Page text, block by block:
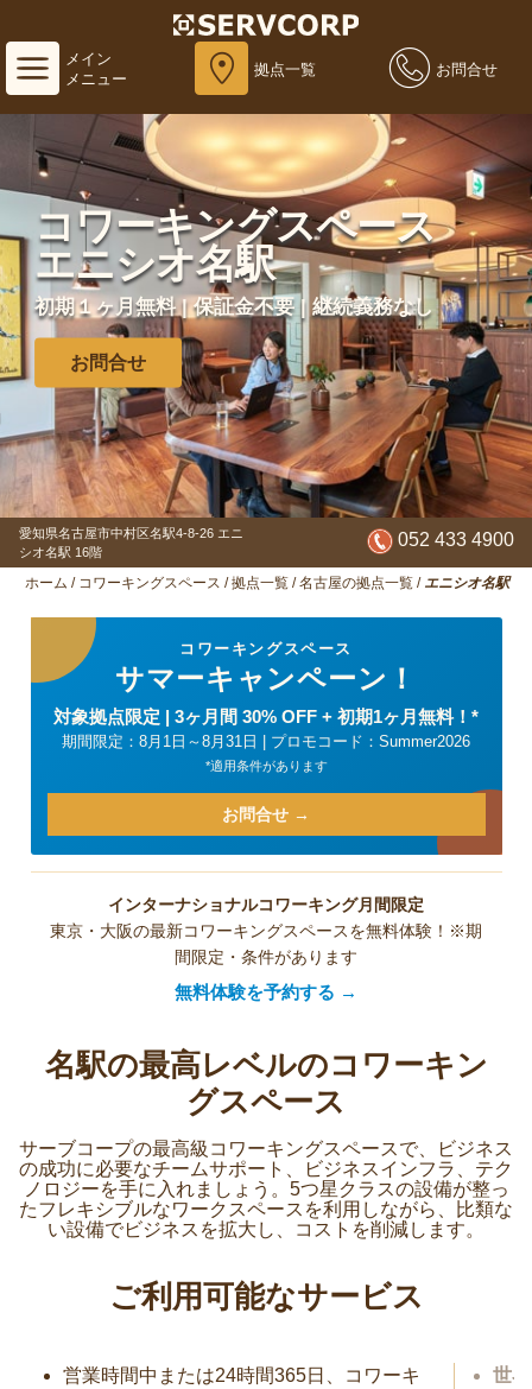
メイン
メニュー
拠点一覧 お問合せ
コワーキングスペース
エニシオ名駅
初期１ヶ月無料 | 保証金不要 | 継続義務なし
お問合せ
愛知県名古屋市中村区名駅4-8-26 エニ
シオ名駅 16階
052 433 4900
ホーム / コワーキングスペース / 拠点一覧 / 名古屋の拠点一覧 / エニシオ名駅
コワーキングスペース
サマーキャンペーン！
対象拠点限定 | 3ヶ月間 30% OFF + 初期1ヶ月無料！*
期間限定：8月1日～8月31日 | プロモコード：Summer2026
*適用条件があります
お問合せ →
インターナショナルコワーキング月間限定
東京・大阪の最新コワーキングスペースを無料体験！※期
間限定・条件があります
無料体験を予約する →
名駅の最高レベルのコワーキン
グスペース
サーブコープの最高級コワーキングスペースで、ビジネス
の成功に必要なチームサポート、ビジネスインフラ、テク
ノロジーを手に入れましょう。5つ星クラスの設備が整っ
たフレキシブルなワークスペースを利用しながら、比類な
い設備でビジネスを拡大し、コストを削減します。
ご利用可能なサービス
営業時間中または24時間365日、コワーキ
世